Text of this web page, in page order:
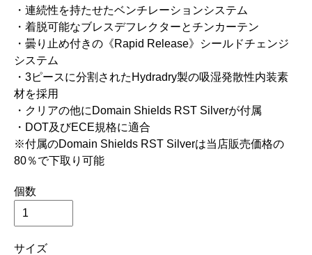
・連続性を持たせたベンチレーションシステム
・着脱可能なブレスデフレクターとチンカーテン
・曇り止め付きの《Rapid Release》シールドチェンジ
システム
・3ピースに分割されたHydradry製の吸湿発散性内装素
材を採用
・クリアの他にDomain Shields RST Silverが付属
・DOT及びECE規格に適合
※付属のDomain Shields RST Silverは当店販売価格の
80％で下取り可能
個数
サイズ